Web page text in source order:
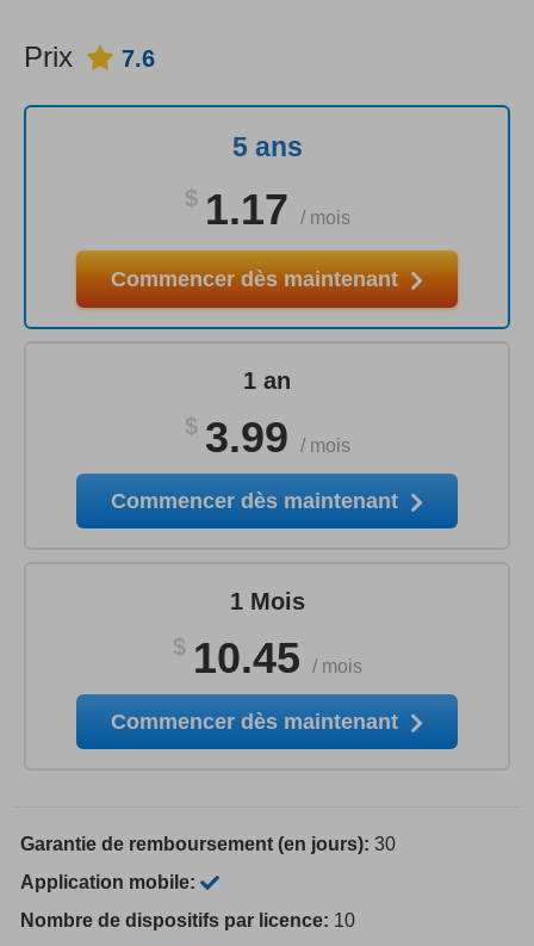
Prix 7.6
5 ans
$ 1.17 / mois
Commencer dès maintenant
1 an
$ 3.99 / mois
Commencer dès maintenant
1 Mois
$ 10.45 / mois
Commencer dès maintenant
Garantie de remboursement (en jours): 30
Application mobile:
Nombre de dispositifs par licence: 10